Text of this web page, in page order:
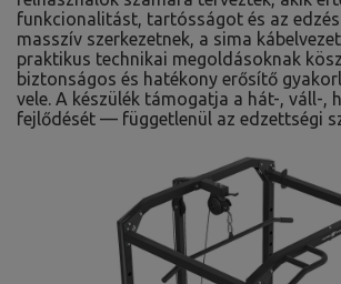
funkcionalitást, tartósságot és az edzés
masszív szerkezetnek, a sima
praktikus technikai megoldásoknak
biztonságos és hatékony erősítő
vele. A készülék támogatja a hát-, váll-,
fejlődését — függetlenül az edzettségi